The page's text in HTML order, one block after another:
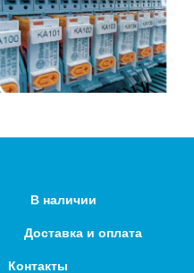
В наличии
Доставка и оплата
Контакты